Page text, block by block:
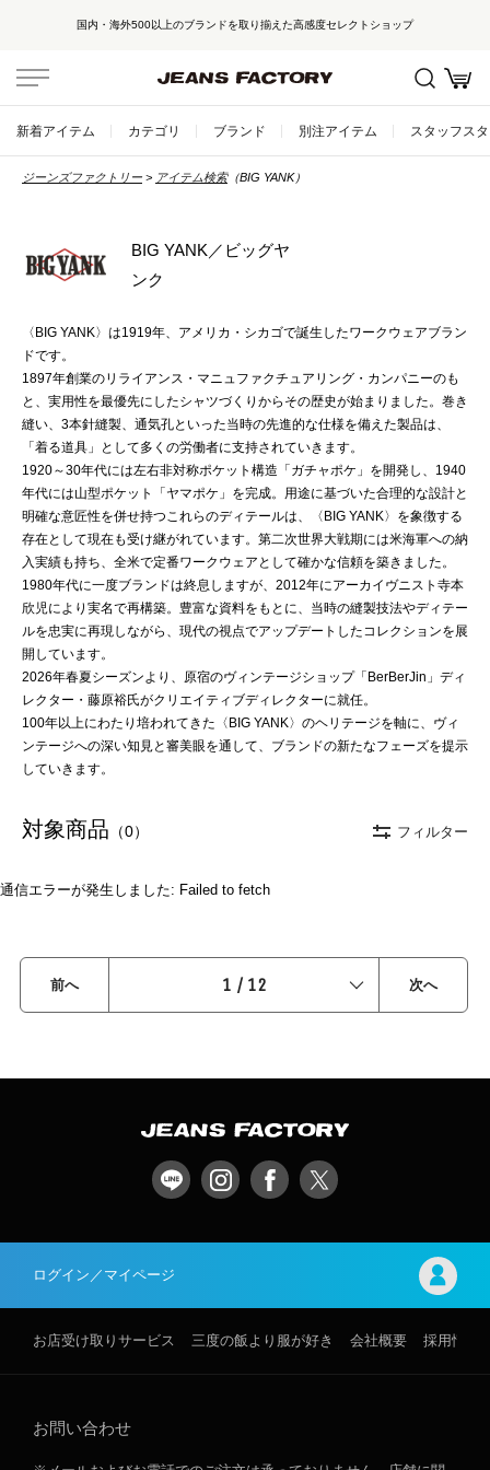
国内・海外500以上のブランドを取り揃えた高感度セレクトショップ
新着アイテム カテゴリ ブランド 別注アイテム スタッフス
ジーンズファクトリー アイテム検索（BIG YANK）
BIG YANK／ビッグヤ
ンク
〈BIG YANK〉は1919年、アメリカ・シカゴで誕生したワークウェアブラン
ドです。
1897年創業のリライアンス・マニュファクチュアリング・カンパニーのも
と、実用性を最優先にしたシャツづくりからその歴史が始まりました。巻き
縫い、3本針縫製、通気孔といった当時の先進的な仕様を備えた製品は、
「着る道具」として多くの労働者に支持されていきます。
1920～30年代には左右非対称ポケット構造「ガチャポケ」を開発し、1940
年代には山型ポケット「ヤマポケ」を完成。用途に基づいた合理的な設計と
明確な意匠性を併せ持つこれらのディテールは、〈BIG YANK〉を象徴する
存在として現在も受け継がれています。第二次世界大戦期には米海軍への納
入実績も持ち、全米で定番ワークウェアとして確かな信頼を築きました。
1980年代に一度ブランドは終息しますが、2012年にアーカイヴニスト寺本
欣児により実名で再構築。豊富な資料をもとに、当時の縫製技法やディテー
ルを忠実に再現しながら、現代の視点でアップデートしたコレクションを展
開しています。
2026年春夏シーズンより、原宿のヴィンテージショップ「BerBerJin」ディ
レクター・藤原裕氏がクリエイティブディレクターに就任。
100年以上にわたり培われてきた〈BIG YANK〉のヘリテージを軸に、ヴィ
ンテージへの深い知見と審美眼を通して、ブランドの新たなフェーズを提示
していきます。
対象商品 （0） フィルター
通信エラーが発生しました: Failed to fetch
前へ 1 / 12 次へ
ログイン／マイページ
お店受け取りサービス 三度の飯より服が好き 会社概要 採用情報
お問い合わせ